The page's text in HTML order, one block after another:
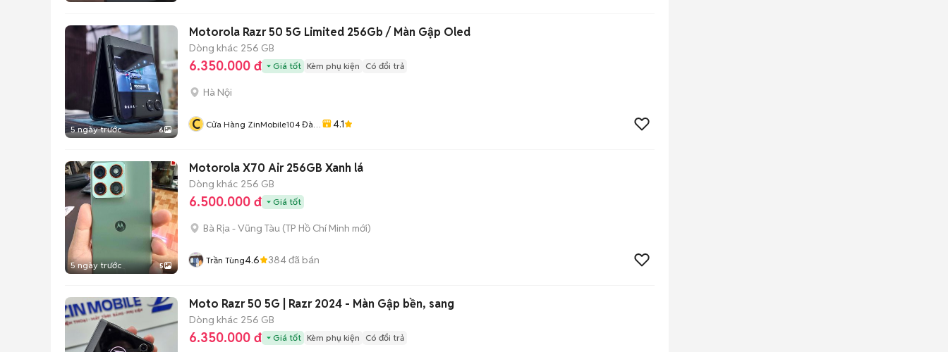
5 ngày trước 6
Motorola Razr 50 5G Limited 256Gb / Màn Gập Oled
Dòng khác 256 GB
6.350.000 đ Giá tốt Kèm phụ kiện Có đổi trả
Hà Nội
C Cửa Hàng ZinMobile104 Đào
4.1
5 ngày trước 5
Motorola X70 Air 256GB Xanh lá
Dòng khác 256 GB
6.500.000 đ Giá tốt
Bà Rịa - Vũng Tàu (TP Hồ Chí Minh mới)
Trần Tùng4.6 384đã bán
Moto Razr 50 5G | Razr 2024 - Màn Gập bền, sang
Dòng khác 256 GB
6.350.000 đ Giá tốt Kèm phụ kiện Có đổi trả